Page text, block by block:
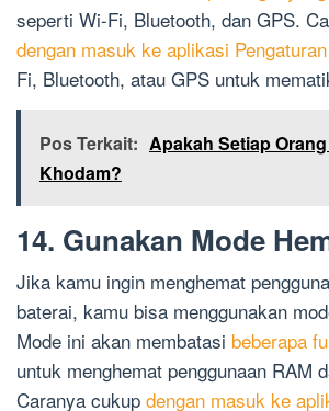
seperti Wi-Fi, Bluetooth, dan GPS.
dengan masuk ke aplikasi
Fi, Bluetooth, atau GPS untuk
Pos Terkait: Apakah Setiap
Khodam?
14. Gunakan Mode
Jika kamu ingin menghemat
baterai, kamu bisa menggunakan
Mode ini akan membatasi beberapa
untuk menghemat penggunaan RAM
Caranya cukup dengan masuk ke